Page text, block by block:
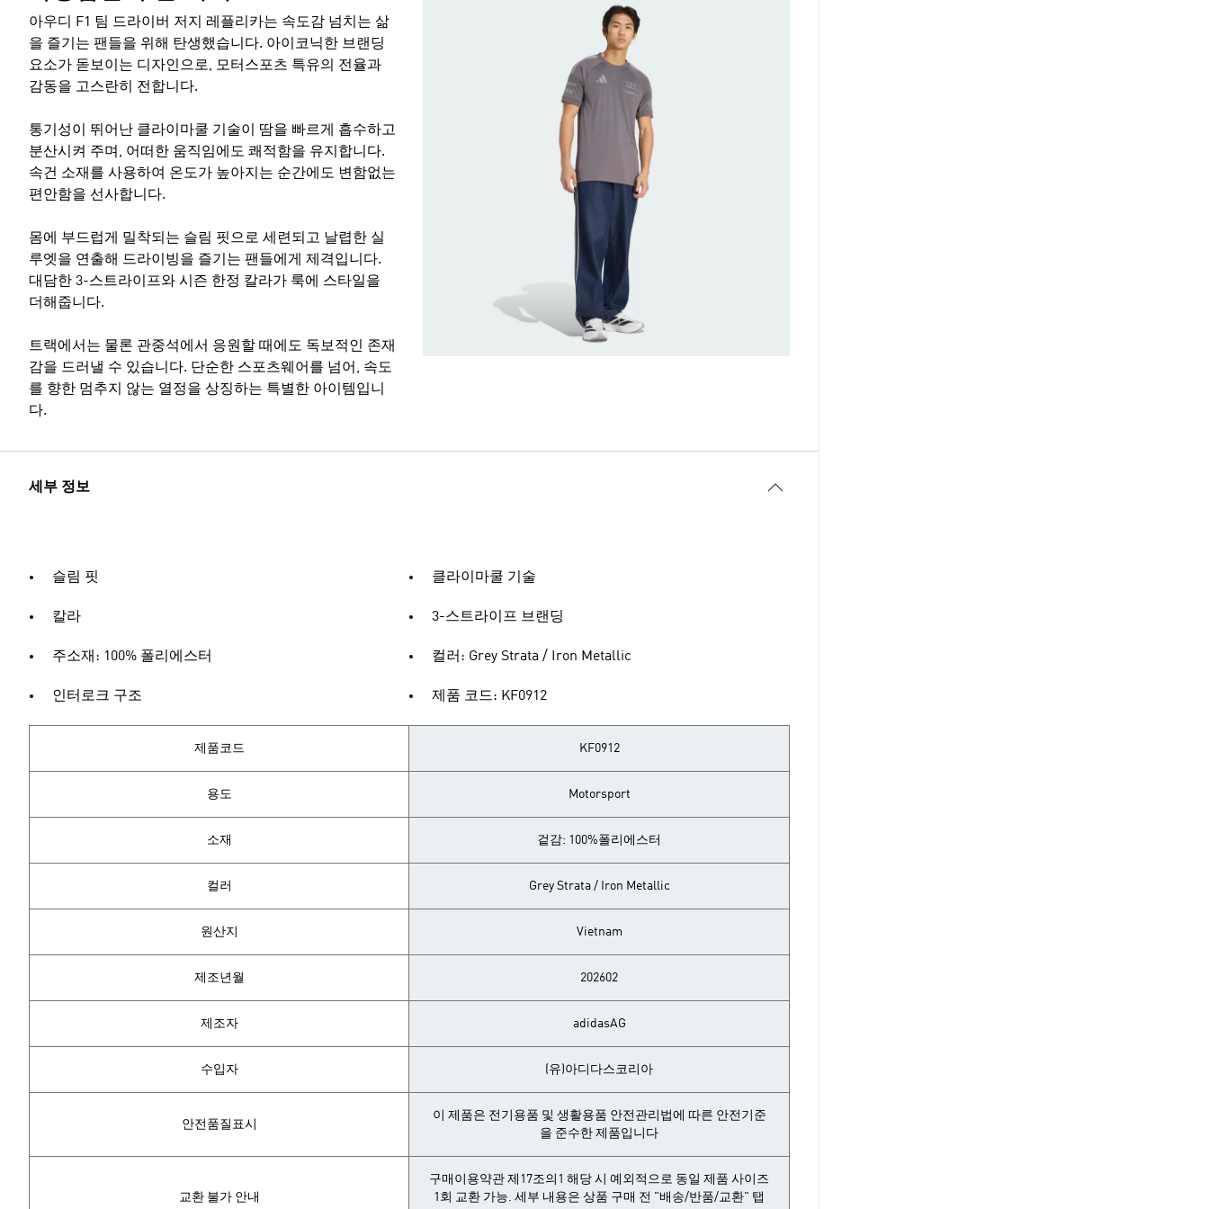
아우디 F1 팀 드라이버 저지 레플리카는 속도감 넘치는 삶
을 즐기는 팬들을 위해 탄생했습니다. 아이코닉한 브랜딩
요소가 돋보이는 디자인으로, 모터스포츠 특유의 전율과
감동을 고스란히 전합니다.
통기성이 뛰어난 클라이마쿨 기술이 땀을 빠르게 흡수하고
분산시켜 주며, 어떠한 움직임에도 쾌적함을 유지합니다.
속건 소재를 사용하여 온도가 높아지는 순간에도 변함없는
편안함을 선사합니다.
몸에 부드럽게 밀착되는 슬림 핏으로 세련되고 날렵한 실
루엣을 연출해 드라이빙을 즐기는 팬들에게 제격입니다.
대담한 3-스트라이프와 시즌 한정 칼라가 룩에 스타일을
더해줍니다.
트랙에서는 물론 관중석에서 응원할 때에도 독보적인 존재
감을 드러낼 수 있습니다. 단순한 스포츠웨어를 넘어, 속도
를 향한 멈추지 않는 열정을 상징하는 특별한 아이템입니
다.
세부 정보
슬림 핏
칼라
주소재: 100% 폴리에스터
인터로크 구조
클라이마쿨 기술
3-스트라이프 브랜딩
컬러: Grey Strata / Iron Metallic
제품 코드: KF0912
제품코드 KF0912
용도 Motorsport
소재 겉감: 100%폴리에스터
컬러 Grey Strata / Iron Metallic
원산지 Vietnam
제조년월 202602
제조자 adidasAG
수입자 (유)아디다스코리아
안전품질표시
이 제품은 전기용품 및 생활용품 안전관리법에 따른 안전기준
을 준수한 제품입니다
교환 불가 안내
구매이용약관 제17조의1 해당 시 예외적으로 동일 제품 사이즈
1회 교환 가능. 세부 내용은 상품 구매 전 "배송/반품/교환" 탭